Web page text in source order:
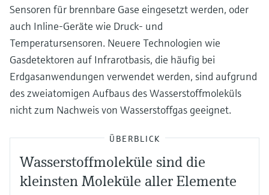
Sensoren für brennbare Gase eingesetzt werden, oder
auch Inline-Geräte wie Druck- und
Temperatursensoren. Neuere Technologien wie
Gasdetektoren auf Infrarotbasis, die häufig bei
Erdgasanwendungen verwendet werden, sind aufgrund
des zweiatomigen Aufbaus des Wasserstoffmoleküls
nicht zum Nachweis von Wasserstoffgas geeignet.
ÜBERBLICK
Wasserstoffmoleküle sind die
kleinsten Moleküle aller Elemente